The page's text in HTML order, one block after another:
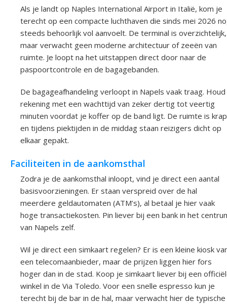
Als je landt op Naples International Airport in Italië, kom je
terecht op een compacte luchthaven die sinds mei 2026
steeds behoorlijk vol aanvoelt. De terminal is overzichtelijk,
maar verwacht geen moderne architectuur of zeeën van
ruimte. Je loopt na het uitstappen direct door naar de
paspoortcontrole en de bagagebanden.
De bagageafhandeling verloopt in Napels vaak traag. Houd
rekening met een wachttijd van zeker dertig tot veertig
minuten voordat je koffer op de band ligt. De ruimte is krap
en tijdens piektijden in de middag staan reizigers dicht op
elkaar gepakt.
Faciliteiten in de aankomsthal
Zodra je de aankomsthal inloopt, vind je direct een aantal
basisvoorzieningen. Er staan verspreid over de hal
meerdere geldautomaten (ATM’s), al betaal je hier vaak
hoge transactiekosten. Pin liever bij een bank in het
van Napels zelf.
Wil je direct een simkaart regelen? Er is een kleine kiosk
een telecomaanbieder, maar de prijzen liggen hier fors
hoger dan in de stad. Koop je simkaart liever bij een
winkel in de Via Toledo. Voor een snelle espresso kun je
terecht bij de bar in de hal, maar verwacht hier de typische